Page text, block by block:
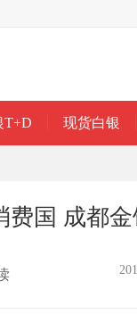
T+D 现货白银
国 成都